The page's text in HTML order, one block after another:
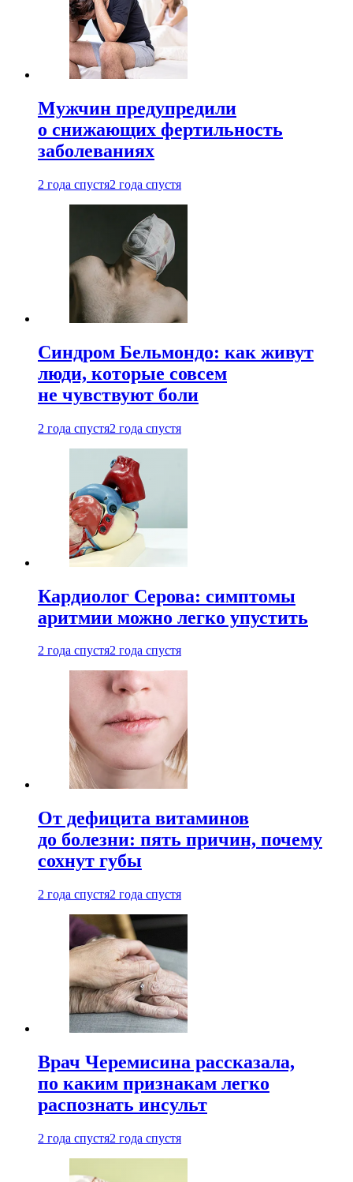
Мужчин предупредили
о снижающих фертильность
заболеваниях
2 года спустя2 года спустя
Синдром Бельмондо: как живут
люди, которые совсем
не чувствуют боли
2 года спустя2 года спустя
Кардиолог Серова: симптомы
аритмии можно легко упустить
2 года спустя2 года спустя
От дефицита витаминов
до болезни: пять причин, почему
сохнут губы
2 года спустя2 года спустя
Врач Черемисина рассказала,
по каким признакам легко
распознать инсульт
2 года спустя2 года спустя